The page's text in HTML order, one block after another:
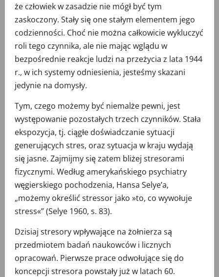
że człowiek w zasadzie nie mógł być tym
zaskoczony. Stały się one stałym elementem jego
codzienności. Choć nie można całkowicie wykluczyć
roli tego czynnika, ale nie mając wglądu w
bezpośrednie reakcje ludzi na przeżycia z lata 1944
r., w ich systemy odniesienia, jesteśmy skazani
jedynie na domysły.
Tym, czego możemy być niemalże pewni, jest
występowanie pozostałych trzech czynników. Stała
ekspozycja, tj. ciągłe doświadczanie sytuacji
generujących stres, oraz sytuacja w kraju wydają
się jasne. Zajmijmy się zatem bliżej stresorami
fizycznymi. Według amerykańskiego psychiatry
węgierskiego pochodzenia, Hansa Selye’a,
„możemy określić stressor jako »to, co wywołuje
stress«” (Selye 1960, s. 83).
Dzisiaj stresory wpływające na żołnierza są
przedmiotem badań naukowców i licznych
opracowań. Pierwsze prace odwołujące się do
koncepcji stresora powstały już w latach 60.